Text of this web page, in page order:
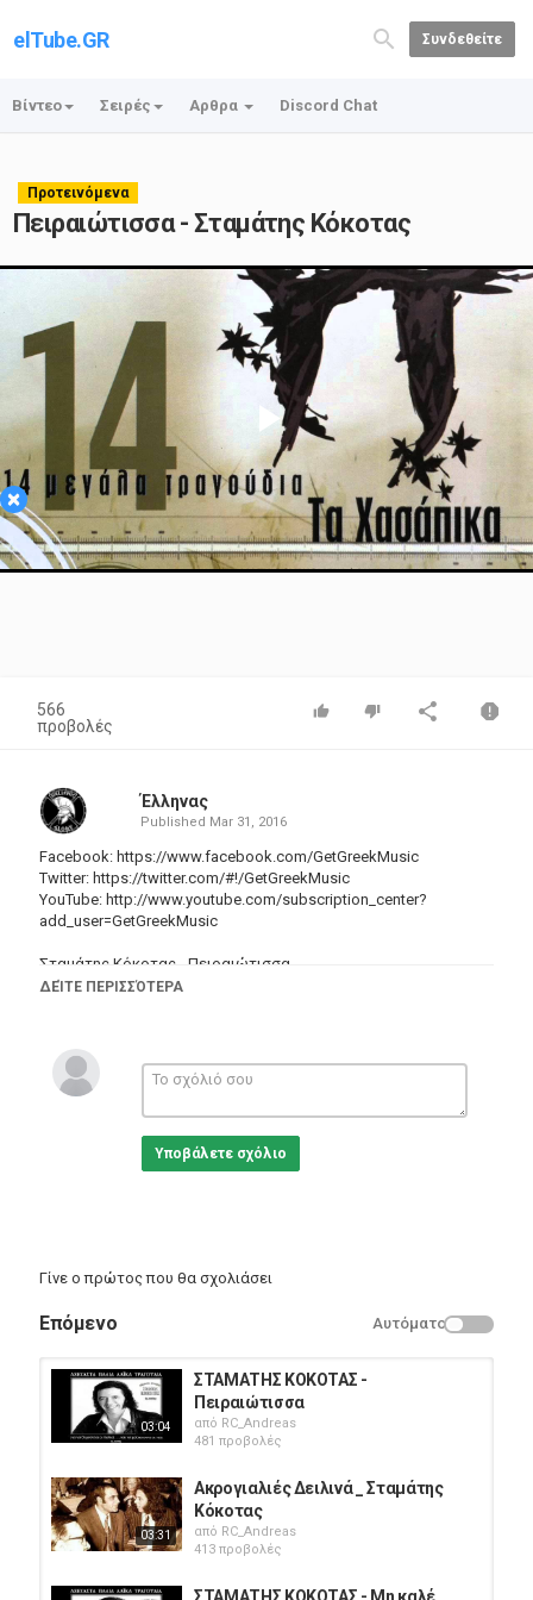
elTube.GR Συνδεθείτε
Βίντεο Σειρές Αρθρα Discord Chat
Προτεινόμενα
Πειραιώτισσα - Σταμάτης Κόκοτας
×
Play
Video
566
προβολές
Έλληνας
Published Mar 31, 2016
Facebook: https://www.facebook.com/GetGreekMusic
Twitter: https://twitter.com/#!/GetGreekMusic
YouTube: http://www.youtube.com/subscription_center?
add_user=GetGreekMusic
Σταμάτης Κόκοτας - Πειραιώτισσα
Δίσκος: 14 μεγαλα τραγουδια - τα χασαπικα (EMI Music Greece)
Greek Music
ΔΕΊΤΕ ΠΕΡΙΣΣΌΤΕΡΑ
Υποβάλετε σχόλιο
Γίνε ο πρώτος που θα σχολιάσει
Επόμενο Αυτόματο
03:04
ΣΤΑΜΑΤΗΣ ΚΟΚΟΤΑΣ -
Πειραιώτισσα
από RC_Andreas
481 προβολές
03:31
Ακρογιαλιές Δειλινά _ Σταμάτης
Κόκοτας
από RC_Andreas
413 προβολές
ΣΤΑΜΑΤΗΣ ΚΟΚΟΤΑΣ - Μη καλέ